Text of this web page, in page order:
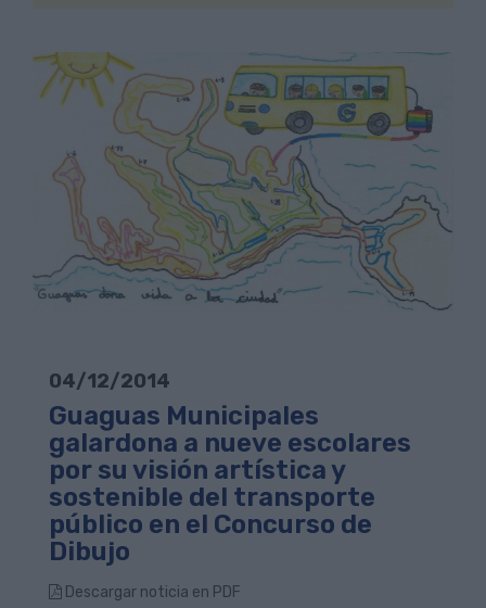
04/12/2014
Guaguas Municipales
galardona a nueve escolares
por su visión artística y
sostenible del transporte
público en el Concurso de
Dibujo
Descargar noticia en PDF